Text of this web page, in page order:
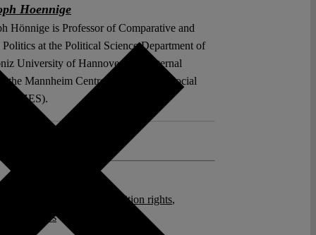
Hoennige
Hönnige is Professor of Comparative and
Politics at the Political Science Department of
University of Hannover and External
the Mannheim Centre for European Social
(MZES).
related to this:
Opposition rights,
of powers